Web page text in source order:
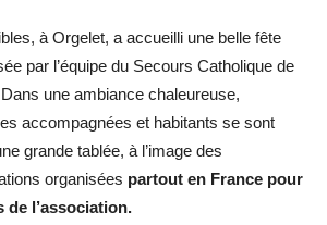
à Orgelet, a accueilli une belle fête
par l’équipe du Secours Catholique de
une ambiance chaleureuse,
accompagnées et habitants se sont
grande tablée, à l’image des
organisées partout en France pour
de l’association.